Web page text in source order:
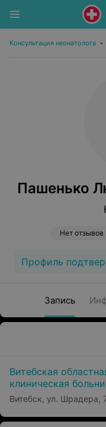
Консультация неонатолога •
Пашенько
Нет отзывов
Профиль
Запись
Витебская
клиническая
Витебск, ул. Шрадера,